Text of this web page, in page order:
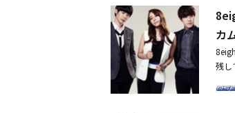
へ
「心
た
を維
記念
に成
カ
残し
う